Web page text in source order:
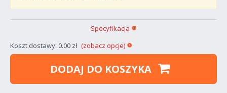
Koszt dostawy: 0.00 zł (zobacz opcje)
Specyfikacja
DODAJ DO KOSZYKA